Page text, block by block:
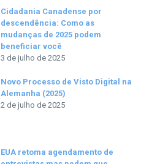
Cidadania Canadense por
descendência: Como as
mudanças de 2025 podem
beneficiar você
3 de julho de 2025
Novo Processo de Visto Digital na
Alemanha (2025)
2 de julho de 2025
EUA retoma agendamento de